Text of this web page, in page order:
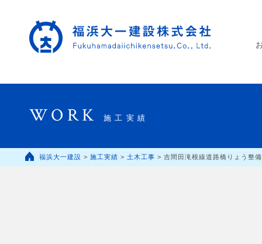
WORK 施工実績
福浜大一建設 >施工実績 > 土木工事 >吉間田滝根線道路橋りょう整